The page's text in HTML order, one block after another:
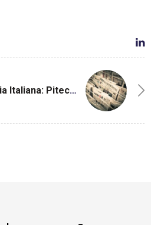
Industria Italiana: Piteco Si Evolve: Nuovo Logo E Brand Identity Per Guidare La Trasformazione Digitale Della Tesoreria, Sempre Più Predittiva E Integrata